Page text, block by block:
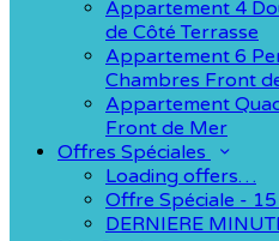
Appartement 4
de Côté Terrasse
Appartement 6
Chambres Front
Appartement
Front de Mer
Offres Spéciales
Loading offers…
Offre Spéciale -
DERNIERE